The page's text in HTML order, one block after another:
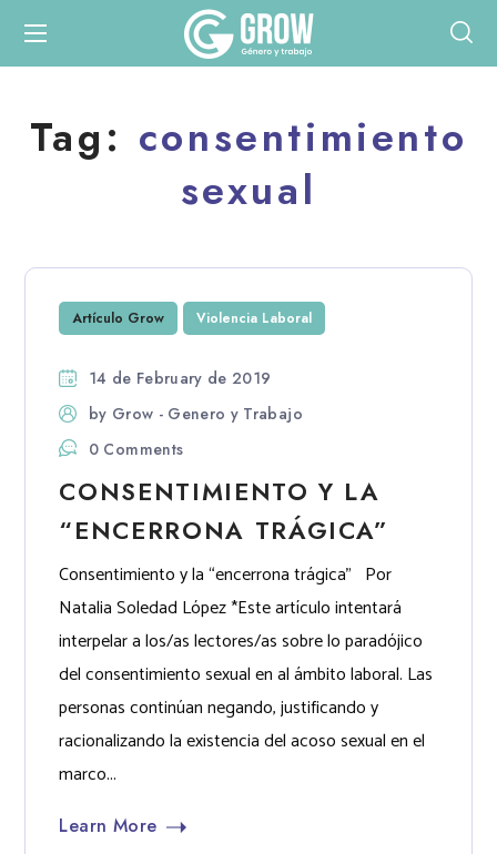
Tag: consentimiento
sexual
Artículo Grow Violencia Laboral
14 de February de 2019
by Grow - Genero y Trabajo
0 Comments
CONSENTIMIENTO Y LA
“ENCERRONA TRÁGICA”
Consentimiento y la “encerrona trágica” Por
Natalia Soledad López *Este artículo intentará
interpelar a los/as lectores/as sobre lo paradójico
del consentimiento sexual en al ámbito laboral. Las
personas continúan negando, justificando y
racionalizando la existencia del acoso sexual en el
marco...
Learn More